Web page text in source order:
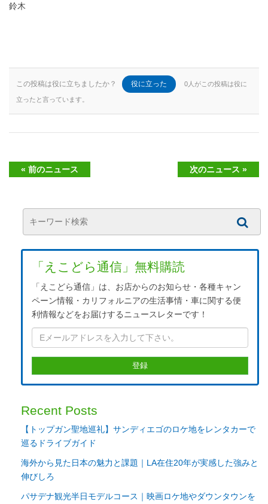
鈴木
この投稿は役に立ちましたか？ 役に立った 0人がこの投稿は役に
立ったと言っています。
« 前のニュース 次のニュース »
「えこどら通信」無料購読
「えこどら通信」は、お店からのお知らせ・各種キャン
ペーン情報・カリフォルニアの生活事情・車に関する便
利情報などをお届けするニュースレターです！
Recent Posts
【トップガン聖地巡礼】サンディエゴのロケ地をレンタカーで
巡るドライブガイド
海外から見た日本の魅力と課題｜LA在住20年が実感した強みと
伸びしろ
パサデナ観光半日モデルコース｜映画ロケ地やダウンタウンを